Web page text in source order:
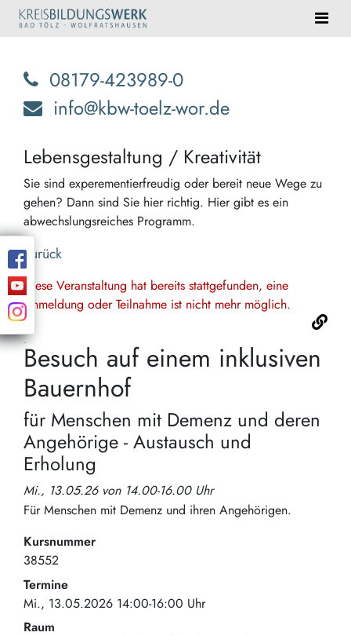
08179-423989-0
info@kbw-toelz-wor.de
Lebensgestaltung / Kreativität
Sie sind experementierfreudig oder bereit neue Wege zu
gehen? Dann sind Sie hier richtig. Hier gibt es ein
abwechslungsreiches Programm.
Zurück
Diese Veranstaltung hat bereits stattgefunden, eine
Anmeldung oder Teilnahme ist nicht mehr möglich.
Besuch auf einem inklusiven
Bauernhof
für Menschen mit Demenz und deren
Angehörige - Austausch und
Erholung
Mi., 13.05.26 von 14.00-16.00 Uhr
Für Menschen mit Demenz und ihren Angehörigen.
Kursnummer
38552
Termine
Mi., 13.05.2026 14:00-16:00 Uhr
Raum